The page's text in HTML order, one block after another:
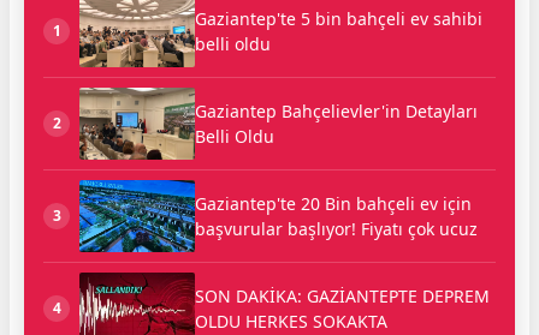
1
Gaziantep'te 5 bin bahçeli ev sahibi
belli oldu
2
Gaziantep Bahçelievler'in Detayları
Belli Oldu
3
Gaziantep'te 20 Bin bahçeli ev için
başvurular başlıyor! Fiyatı çok ucuz
4
SON DAKİKA: GAZİANTEPTE DEPREM
OLDU HERKES SOKAKTA